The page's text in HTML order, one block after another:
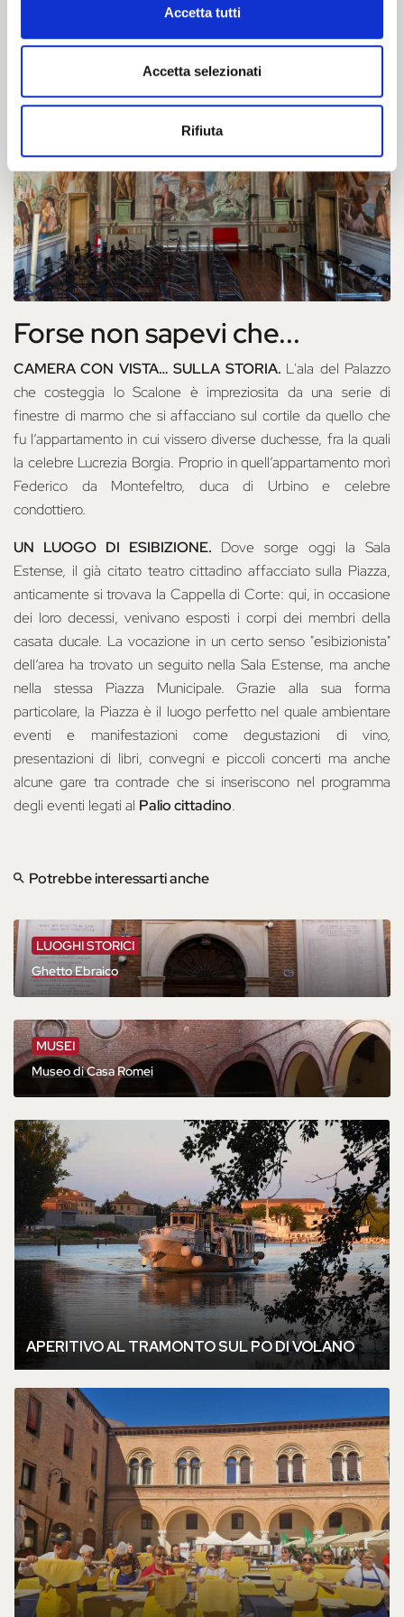
Accetta tutti
Accetta selezionati
Rifiuta
sorge la Sala Estense, uno dei teatri cittadini.
Forse non sapevi che...
CAMERA CON VISTA… SULLA STORIA. L'ala del Palazzo
che costeggia lo Scalone è impreziosita da una serie di
finestre di marmo che si affacciano sul cortile da quello che
fu l’appartamento in cui vissero diverse duchesse, fra la quali
la celebre Lucrezia Borgia. Proprio in quell’appartamento morì
Federico da Montefeltro, duca di Urbino e celebre
condottiero.
UN LUOGO DI ESIBIZIONE. Dove sorge oggi la Sala
Estense, il già citato teatro cittadino affacciato sulla Piazza,
anticamente si trovava la Cappella di Corte: qui, in occasione
dei loro decessi, venivano esposti i corpi dei membri della
casata ducale. La vocazione in un certo senso "esibizionista"
dell’area ha trovato un seguito nella Sala Estense, ma anche
nella stessa Piazza Municipale. Grazie alla sua forma
particolare, la Piazza è il luogo perfetto nel quale ambientare
eventi e manifestazioni come degustazioni di vino,
presentazioni di libri, convegni e piccoli concerti ma anche
alcune gare tra contrade che si inseriscono nel programma
degli eventi legati al Palio cittadino.
Potrebbe interessarti anche
LUOGHI STORICI
Ghetto Ebraico
MUSEI
Museo di Casa Romei